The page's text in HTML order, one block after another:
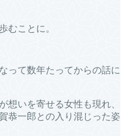
むことに。
って数年たってからの話に
想いを寄せる女性も現れ、
恭一郎との入り混じった姿